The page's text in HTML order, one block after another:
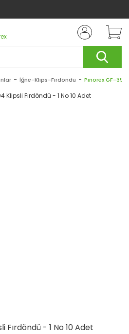
İğne-Klips-Fırdöndü Pinorex GF-
Fırdöndü - 1 No 10 Adet